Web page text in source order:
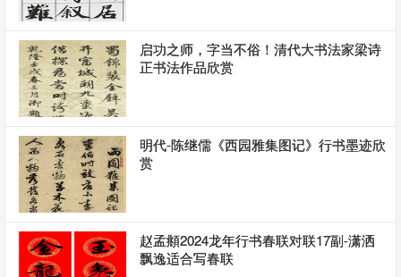
启功之师，字当不俗！清代大书法家梁诗
正书法作品欣赏
明代-陈继儒《西园雅集图记》行书墨迹欣
赏
赵孟頫2024龙年行书春联对联17副-潇洒
飘逸适合写春联